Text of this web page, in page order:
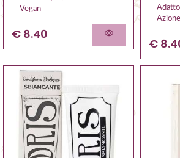
Vegan
€ 8.40
€